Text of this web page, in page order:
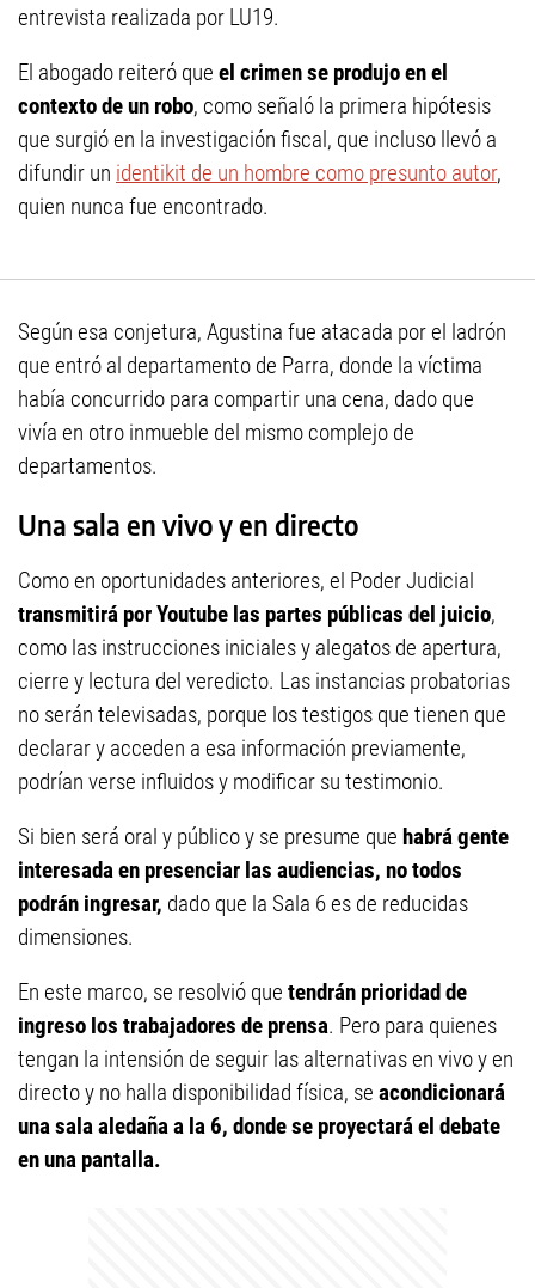
entrevista realizada por LU19.
El abogado reiteró que el crimen se produjo en el
contexto de un robo, como señaló la primera hipótesis
que surgió en la investigación fiscal, que incluso llevó a
difundir un identikit de un hombre como presunto autor,
quien nunca fue encontrado.
Según esa conjetura, Agustina fue atacada por el ladrón
que entró al departamento de Parra, donde la víctima
había concurrido para compartir una cena, dado que
vivía en otro inmueble del mismo complejo de
departamentos.
Una sala en vivo y en directo
Como en oportunidades anteriores, el Poder Judicial
transmitirá por Youtube las partes públicas del juicio,
como las instrucciones iniciales y alegatos de apertura,
cierre y lectura del veredicto. Las instancias probatorias
no serán televisadas, porque los testigos que tienen que
declarar y acceden a esa información previamente,
podrían verse influidos y modificar su testimonio.
Si bien será oral y público y se presume que habrá gente
interesada en presenciar las audiencias, no todos
podrán ingresar, dado que la Sala 6 es de reducidas
dimensiones.
En este marco, se resolvió que tendrán prioridad de
ingreso los trabajadores de prensa. Pero para quienes
tengan la intensión de seguir las alternativas en vivo y en
directo y no halla disponibilidad física, se acondicionará
una sala aledaña a la 6, donde se proyectará el debate
en una pantalla.